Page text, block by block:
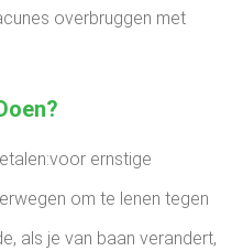
overbruggen met
ernstige
om te lenen tegen
als je van baan verandert,